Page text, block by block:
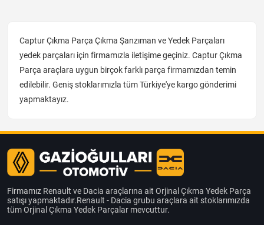
Captur Çıkma Parça Çıkma Şanzıman ve Yedek Parçaları
yedek parçaları için firmamızla iletişime geçiniz. Captur Çıkma
Parça araçlara uygun birçok farklı parça firmamızdan temin
edilebilir. Geniş stoklarımızla tüm Türkiye'ye kargo gönderimi
yapmaktayız.
Firmamız Renault ve Dacia araçlarına ait Orjinal Çıkma Yedek Parça
satışı yapmaktadır.Renault - Dacia grubu araçlara ait stoklarımızda
tüm Orjinal Çıkma Yedek Parçalar mevcuttur.